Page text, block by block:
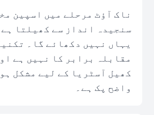
ناک آؤٹ مرحلے میں اسپین
سنجیدہ انداز سے کھیلتا
یہاں نہیں دکھائے گا۔
مقابلہ برابر کا نہیں ہے
واضح پک ہے۔